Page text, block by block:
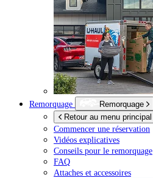
Remorquage
Remorquage
Retour au menu principal
Commencer une réservation
Vidéos explicatives
Conseils pour le remorquage
FAQ
Attaches et accessoires